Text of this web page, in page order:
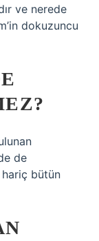
ve nerede
dokuzuncu
de
bütün